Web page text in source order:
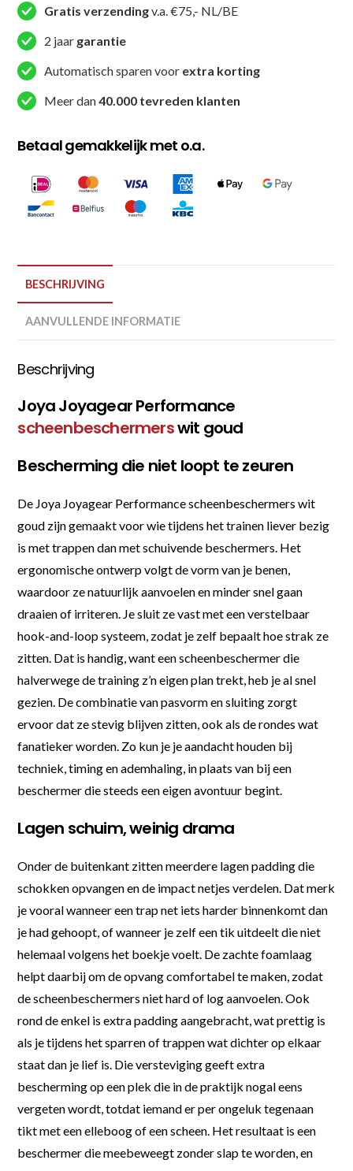
Gratis verzendingv.a. €75,- NL/BE
2 jaar garantie
Automatisch sparen voor extra korting
Meer dan40.000 tevreden klanten
Betaal gemakkelijk met o.a.
BESCHRIJVING
AANVULLENDE INFORMATIE
Beschrijving
Joya Joyagear Performance
scheenbeschermerswit goud
Bescherming die niet loopt te zeuren
De Joya Joyagear Performance scheenbeschermers wit
goud zijn gemaakt voor wie tijdens het trainen liever bezig
is met trappen dan met schuivende beschermers. Het
ergonomische ontwerp volgt de vorm van je benen,
waardoor ze natuurlijk aanvoelen en minder snel gaan
draaien of irriteren. Je sluit ze vast met een verstelbaar
hook-and-loop systeem, zodat je zelf bepaalt hoe strak ze
zitten. Dat is handig, want een scheenbeschermer die
halverwege de training z’n eigen plan trekt, heb je al snel
gezien. De combinatie van pasvorm en sluiting zorgt
ervoor dat ze stevig blijven zitten, ook als de rondes wat
fanatieker worden. Zo kun je je aandacht houden bij
techniek, timing en ademhaling, in plaats van bij een
beschermer die steeds een eigen avontuur begint.
Lagen schuim, weinig drama
Onder de buitenkant zitten meerdere lagen padding die
schokken opvangen en de impact netjes verdelen. Dat merk
je vooral wanneer een trap net iets harder binnenkomt dan
je had gehoopt, of wanneer je zelf een tik uitdeelt die niet
helemaal volgens het boekje voelt. De zachte foamlaag
helpt daarbij om de opvang comfortabel te maken, zodat
de scheenbeschermers niet hard of log aanvoelen. Ook
rond de enkel is extra padding aangebracht, wat prettig is
als je tijdens het sparren of trappen wat dichter op elkaar
staat dan je lief is. Die versteviging geeft extra
bescherming op een plek die in de praktijk nogal eens
vergeten wordt, totdat iemand er per ongeluk tegenaan
tikt met een elleboog of een scheen. Het resultaat is een
beschermer die meebeweegt zonder slap te worden, en